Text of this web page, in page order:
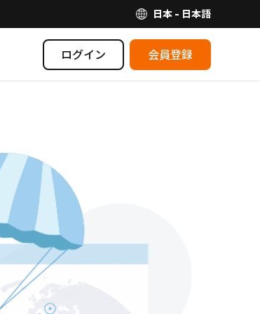
日本 - 日本語
ログイン 会員登録